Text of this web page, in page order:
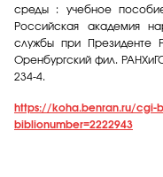
среды : учебное
Российская академия
службы при Президенте
Оренбургский фил.
234-4.
https://koha.benran.ru/
biblionumber=2222943